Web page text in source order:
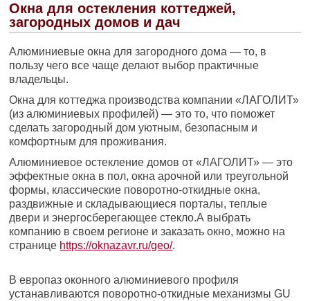
Окна для остекления коттеджей,
загородных домов и дач
Алюминиевые окна для загородного дома — то, в
пользу чего все чаще делают выбор практичные
владельцы.
Окна для коттеджа производства компании «ЛАГОЛИТ»
(из алюминиевых профилей) — это то, что поможет
сделать загородный дом уютным, безопасным и
комфортным для проживания.
Алюминиевое остекление домов от «ЛАГОЛИТ» — это
эффектные окна в пол, окна арочной или треугольной
формы, классические поворотно-откидные окна,
раздвижные и складывающиеся порталы, теплые
двери и энергосберегающее стекло.А выбрать
компанию в своем регионе и заказать окно, можно на
странице https://oknazavr.ru/geo/.
В европаз оконного алюминиевого профиля
устанавливаются поворотно-откидные механизмы GU